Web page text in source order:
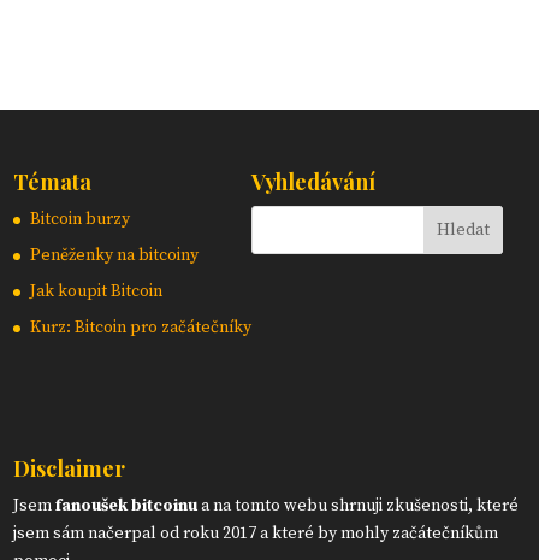
Témata
Bitcoin burzy
Peněženky na bitcoiny
Jak koupit Bitcoin
Kurz: Bitcoin pro začátečníky
Vyhledávání
Disclaimer
Jsemfanoušek bitcoinua na tomto webu shrnuji zkušenosti, které
jsem sám načerpal od roku 2017 a které by mohly začátečníkům